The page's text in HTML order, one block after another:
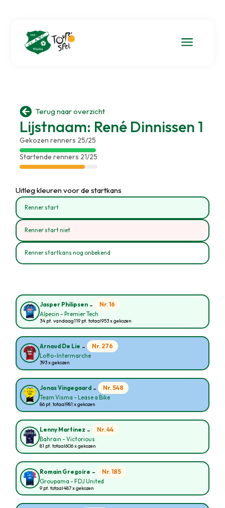
a
 Terug naar overzicht
Lijstnaam: René Dinnissen 1
Gekozen renners 25/25
Startende renners 21/25
Uitleg kleuren voor de startkans
Renner start
Renner start niet
Renner startkans nog onbekend
Jasper Philipsen - Nr. 16
Alpecin - Premier Tech
34 pt. vandaag119 pt. totaal953 x gekozen
Arnaud De Lie - Nr. 276
Lotto-Intermarche
393 x gekozen
Jonas Vingegaard - Nr. 548
Team Visma - Lease a Bike
86 pt. totaal981 x gekozen
Lenny Martinez - Nr. 44
Bahrain - Victorious
81 pt. totaal606 x gekozen
Romain Gregoire - Nr. 185
Groupama - FDJ United
9 pt. totaal487 x gekozen